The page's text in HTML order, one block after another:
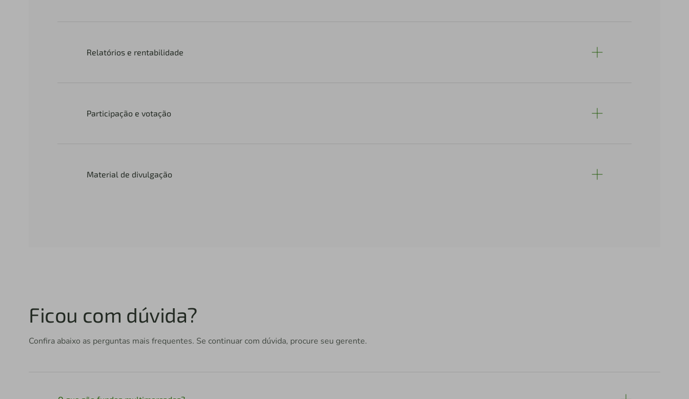
Relatórios e rentabilidade
Participação e votação
Material de divulgação
Ficou com dúvida?
Confira abaixo as perguntas mais frequentes. Se continuar com dúvida, procure seu gerente.